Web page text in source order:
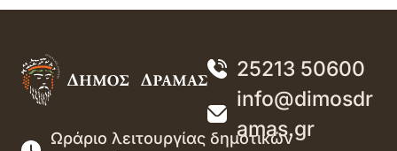
25213 50600
info@dimosdr
amas.gr
Ωράριο λειτουργίας δημοτικών